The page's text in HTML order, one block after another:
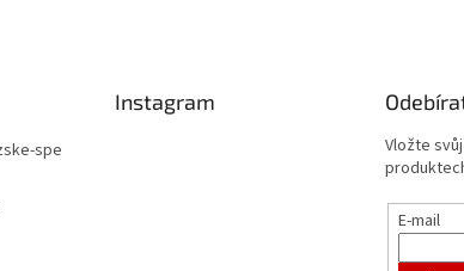
spe
Instagram
Vložte
E-mail